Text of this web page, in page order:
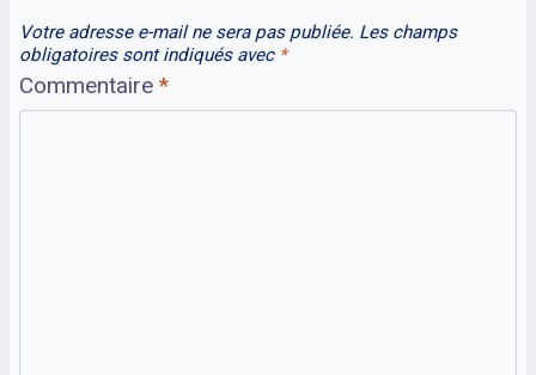
Votre adresse e-mail ne sera pas publiée. Les champs
obligatoires sont indiqués avec *
Commentaire *